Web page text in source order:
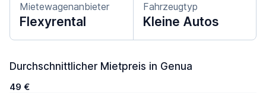
Mietewagenanbieter
Flexyrental
Fahrzeugtyp
Kleine Autos
Durchschnittlicher Mietpreis in Genua
49 €